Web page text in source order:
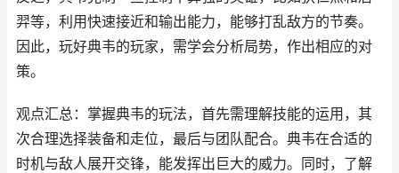
羿等，利用快速接近和输出能力，能够打乱敌方的节奏。
因此，玩好典韦的玩家，需学会分析局势，作出相应的对
策。
观点汇总：掌握典韦的玩法，首先需理解技能的运用，其
次合理选择装备和走位，最后与团队配合。典韦在合适的
时机与敌人展开交锋，能发挥出巨大的威力。同时，了解